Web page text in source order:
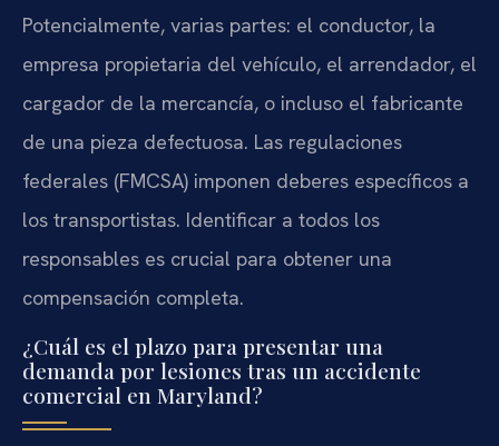
Potencialmente, varias partes: el conductor, la
empresa propietaria del vehículo, el arrendador, el
cargador de la mercancía, o incluso el fabricante
de una pieza defectuosa. Las regulaciones
federales (FMCSA) imponen deberes específicos a
los transportistas. Identificar a todos los
responsables es crucial para obtener una
compensación completa.
¿Cuál es el plazo para presentar una
demanda por lesiones tras un accidente
comercial en Maryland?